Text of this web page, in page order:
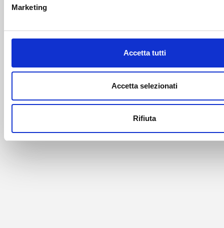
Marketing
Accetta tutti
Accetta selezionati
Rifiuta